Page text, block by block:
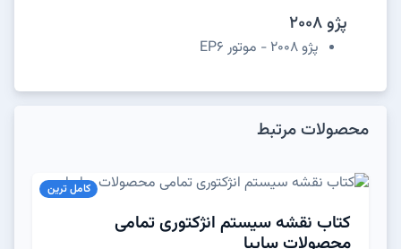
پژو 2008
پژو 2008 - موتور EP6
محصولات مرتبط
کامل ترین
کتاب نقشه سیستم انژکتوری تمامی
محصولات سایپا